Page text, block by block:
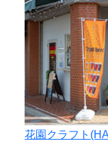
花園クラフト